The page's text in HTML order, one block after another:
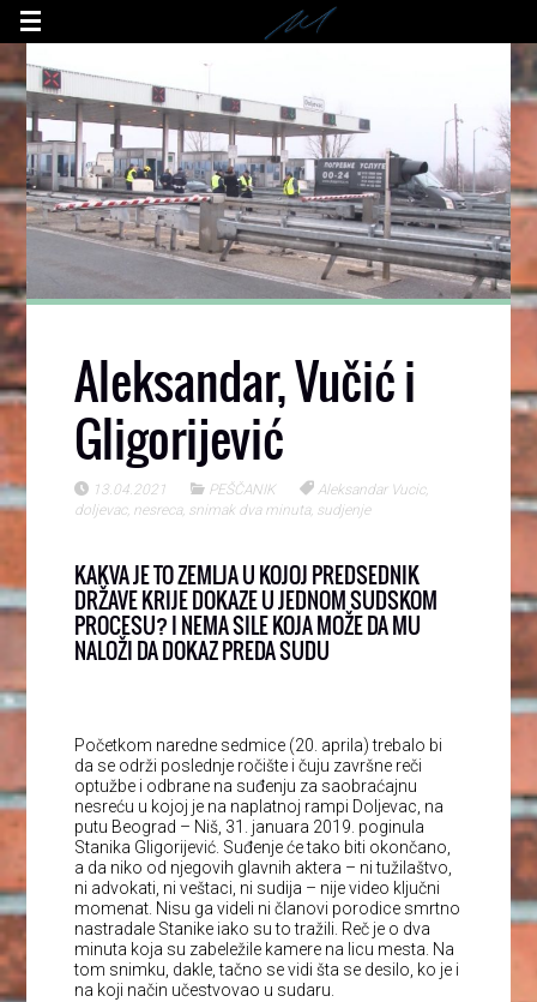
Aleksandar, Vučić i
Gligorijević
13.04.2021 PEŠČANIK Aleksandar Vucic,
doljevac, nesreca, snimak dva minuta, sudjenje
KAKVA JE TO ZEMLJA U KOJOJ PREDSEDNIK
DRŽAVE KRIJE DOKAZE U JEDNOM SUDSKOM
PROCESU? I NEMA SILE KOJA MOŽE DA MU
NALOŽI DA DOKAZ PREDA SUDU
Početkom naredne sedmice (20. aprila) trebalo bi
da se održi poslednje ročište i čuju završne reči
optužbe i odbrane na suđenju za saobraćajnu
nesreću u kojoj je na naplatnoj rampi Doljevac, na
putu Beograd – Niš, 31. januara 2019. poginula
Stanika Gligorijević. Suđenje će tako biti okončano,
a da niko od njegovih glavnih aktera – ni tužilaštvo,
ni advokati, ni veštaci, ni sudija – nije video ključni
momenat. Nisu ga videli ni članovi porodice smrtno
nastradale Stanike iako su to tražili. Reč je o dva
minuta koja su zabeležile kamere na licu mesta. Na
tom snimku, dakle, tačno se vidi šta se desilo, ko je i
na koji način učestvovao u sudaru.